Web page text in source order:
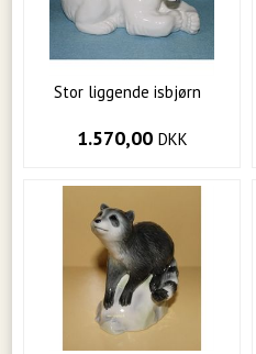
Stor liggende isbjørn
1.570,00 DKK